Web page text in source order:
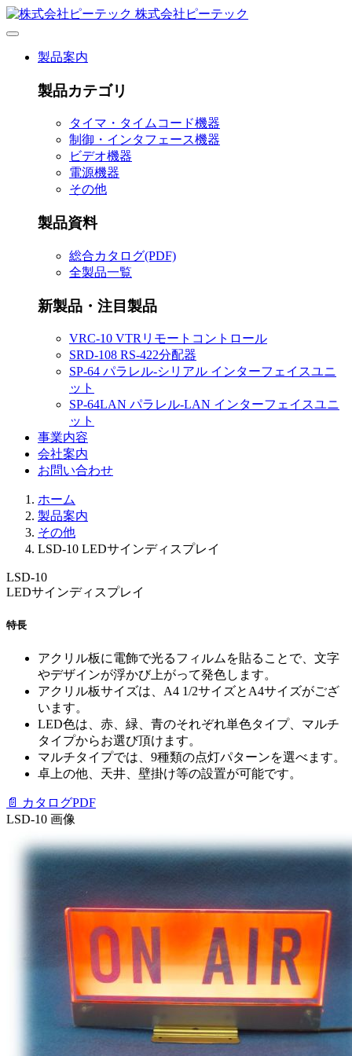
株式会社ピーテック
製品案内
製品カテゴリ
タイマ・タイムコード機器
制御・インタフェース機器
ビデオ機器
電源機器
その他
製品資料
総合カタログ(PDF)
全製品一覧
新製品・注目製品
VRC-10 VTRリモートコントロール
SRD-108 RS-422分配器
SP-64 パラレル-シリアル インターフェイスユニ
ット
SP-64LAN パラレル-LAN インターフェイスユニ
ット
事業内容
会社案内
お問い合わせ
ホーム
製品案内
その他
LSD-10 LEDサインディスプレイ
LSD-10
LEDサインディスプレイ
特長
アクリル板に電飾で光るフィルムを貼ることで、文字
やデザインが浮かび上がって発色します。
アクリル板サイズは、A4 1/2サイズとA4サイズがござ
います。
LED色は、赤、緑、青のそれぞれ単色タイプ、マルチ
タイプからお選び頂けます。
マルチタイプでは、9種類の点灯パターンを選べます。
卓上の他、天井、壁掛け等の設置が可能です。
📄 カタログPDF
LSD-10 画像